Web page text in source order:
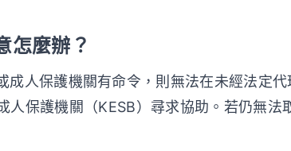
怎麼辦？
人保護機關有命令，則無法在未經法定
人保護機關（KESB）尋求協助。若仍無法